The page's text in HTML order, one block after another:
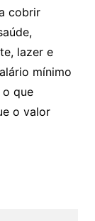
cobrir
lazer e
mínimo
o que
o valor